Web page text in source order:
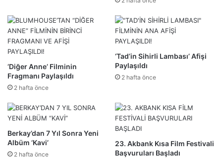
‘Diğer Anne’ Filminin
Fragmanı Paylaşıldı
2 hafta önce
‘Tad’in Sihirli Lambası’ Afişi
Paylaşıldı
2 hafta önce
Berkay’dan 7 Yıl Sonra Yeni
Albüm ‘Kavi’
2 hafta önce
23. Akbank Kısa Film Festivali
Başvuruları Başladı